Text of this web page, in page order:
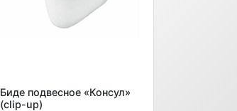
Биде подвесное «Консул»
(clip-up)